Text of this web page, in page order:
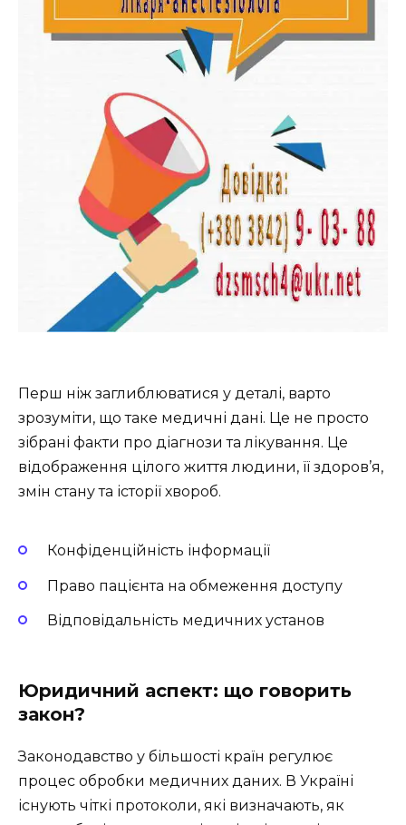
Перш ніж заглиблюватися у деталі, варто
зрозуміти, що таке медичні дані. Це не просто
зібрані факти про діагнози та лікування. Це
відображення цілого життя людини, її здоров’я,
змін стану та історії хвороб.
Конфіденційність інформації
Право пацієнта на обмеження доступу
Відповідальність медичних установ
Юридичний аспект: що говорить
закон?
Законодавство у більшості країн регулює
процес обробки медичних даних. В Україні
існують чіткі протоколи, які визначають, як